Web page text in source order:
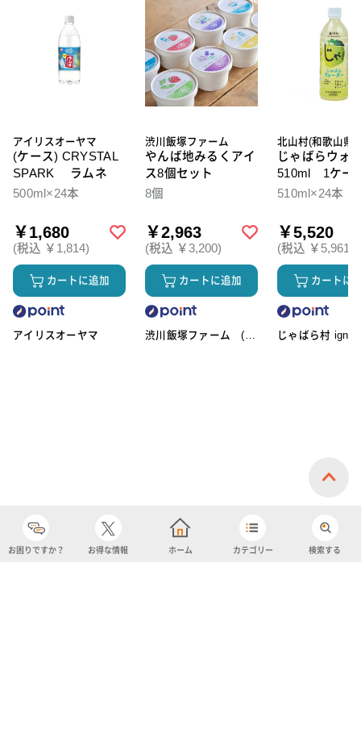
アイリスオーヤマ
(ケース) CRYSTAL
SPARK ラムネ
500ml×24本
￥1,680
(税込 ￥1,814)
カートに追加
アイリスオーヤマ
渋川飯塚ファーム
やんば地みるくアイ
ス8個セット
8個
￥2,963
(税込 ￥3,200)
カートに追加
渋川飯塚ファーム (ア
北山村(和歌山県)
じゃばらウォ
510ml 1ケー
本入
510ml×24本
￥5,520
(税込 ￥5,961)
カートに
じゃばら村
お困りですか？ お得な情報 ホーム カテゴリー 検索する